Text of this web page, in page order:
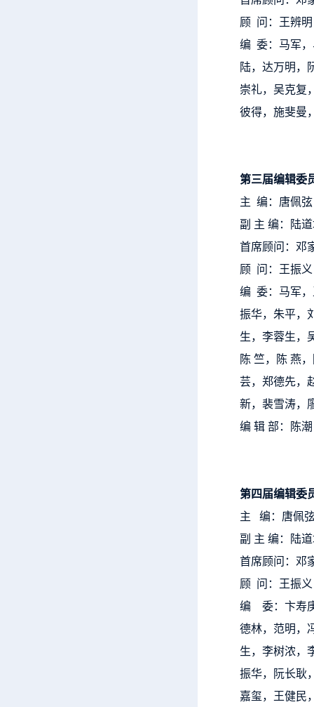
顾 问：王辨
编 委：马军
陆，达万明，
崇礼，吴克复
彼得，施斐曼
第三届编辑委
主 编：唐佩弦
副 主 编：陆
首席顾问：邓
顾 问：王振
编 委：马军
振华，朱平，
生，李蓉生，
陈 竺，陈 燕
芸，郑德先，
新，裴雪涛，
编 辑 部：陈
第四届编辑委
主 编：唐佩
副 主 编：陆
首席顾问：邓
顾 问：王振
编 委：卞寿
德林，范明，
生，李树浓，
振华，阮长耿
嘉玺，王健民